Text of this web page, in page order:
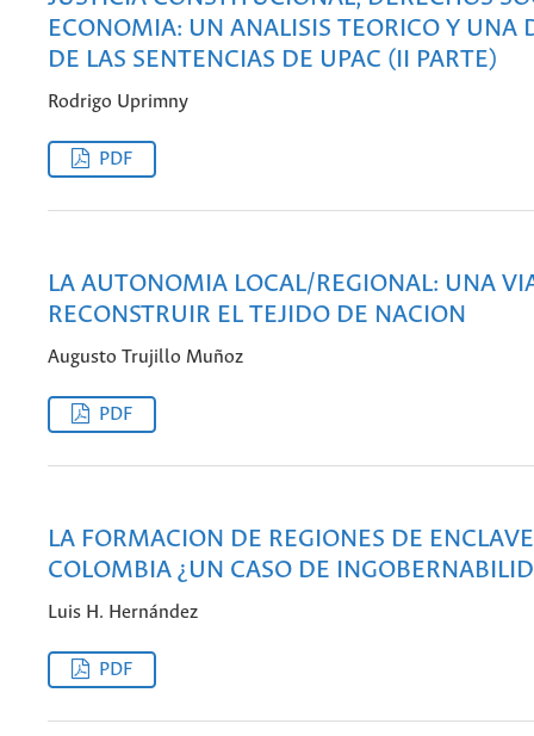
ECONOMIA: UN ANALISIS TEORICO Y UNA
DE LAS SENTENCIAS DE UPAC (II PARTE)
Rodrigo Uprimny
PDF
LA AUTONOMIA LOCAL/REGIONAL: UNA
RECONSTRUIR EL TEJIDO DE NACION
Augusto Trujillo Muñoz
PDF
LA FORMACION DE REGIONES DE
COLOMBIA ¿UN CASO DE
Luis H. Hernández
PDF